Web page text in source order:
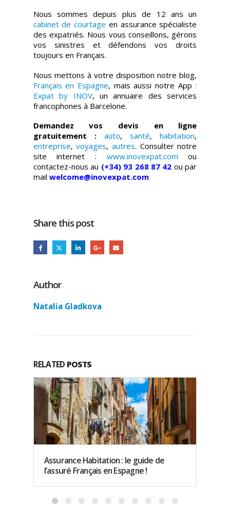
Nous sommes depuis plus de 12 ans un
cabinet de courtage en assurance spécialiste
des expatriés. Nous vous conseillons, gérons
vos sinistres et défendons vos droits
toujours en Français.
Nous mettons à votre disposition notre blog,
Français en Espagne, mais aussi notre App:
Expat by INOV, un annuaire des services
francophones à Barcelone.
Demandez vos devis en ligne
gratuitement :
auto,santé,habitation,
entreprise,voyages,autres. Consulter notre
site internet : www.inovexpat.com ou
contactez-nous au (+34) 93 268 87 42 ou par
mail welcome@inovexpat.com
Share this post
Author
Natalia Gladkova
RELATED POSTS
Assurance Habitation : le guide de
l’assuré Français en Espagne !